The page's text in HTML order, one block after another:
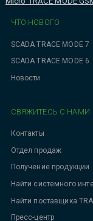
ЧТО НОВОГО
SCADA TRACE MODE 7
SCADA TRACE MODE 6
Новости
СВЯЖИТЕСЬ С НАМИ
Контакты
Отдел продаж
Получение продукции
Найти системного
Найти поставщика
Пресс-центр